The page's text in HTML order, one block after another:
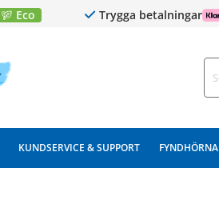
Eco Trygga betalningar
KUNDSERVICE & SUPPORT FYNDHÖRNA